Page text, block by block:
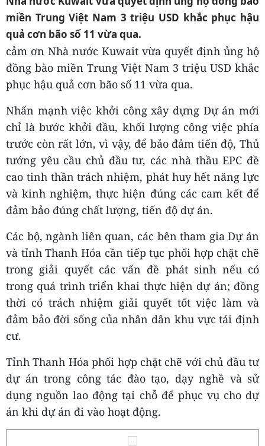
miền Trung Việt Nam 3 triệu USD khắc phục hậu
quả cơn bão số 11 vừa qua.
cảm ơn Nhà nước Kuwait vừa quyết định ủng hộ
đồng bào miền Trung Việt Nam 3 triệu USD khắc
phục hậu quả cơn bão số 11 vừa qua.
Nhấn mạnh việc khởi công xây dựng Dự án mới
chỉ là bước khởi đầu, khối lượng công việc phía
trước còn rất lớn, vì vậy, để bảo đảm tiến độ, Thủ
tướng yêu cầu chủ đầu tư, các nhà thầu EPC đề
cao tinh thần trách nhiệm, phát huy hết năng lực
và kinh nghiệm, thực hiện đúng các cam kết để
đảm bảo đúng chất lượng, tiến độ dự án.
Các bộ, ngành liên quan, các bên tham gia Dự án
và tỉnh Thanh Hóa cần tiếp tục phối hợp chặt chẽ
trong giải quyết các vấn đề phát sinh nếu có
trong quá trình triển khai thực hiện dự án; đồng
thời có trách nhiệm giải quyết tốt việc làm và
đảm bảo đời sống của nhân dân khu vực tái định
cư.
Tỉnh Thanh Hóa phối hợp chặt chẽ với chủ đầu tư
dự án trong công tác đào tạo, dạy nghề và sử
dụng nguồn lao động tại chỗ để phục vụ cho dự
án khi dự án đi vào hoạt động.